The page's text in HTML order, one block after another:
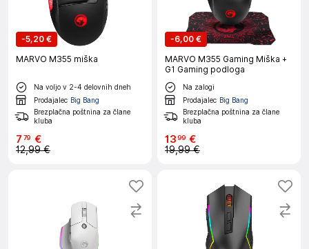
-5,20 €
MARVO M355 miška
Na voljo v 2-4 delovnih dneh
Prodajalec Big Bang
Brezplačna poštnina za člane
kluba
7 79 €
12,99 €
-6,00 €
MARVO M355 Gaming Miška +
G1 Gaming podloga
Na zalogi
Prodajalec Big Bang
Brezplačna poštnina za člane
kluba
1399 €
19,99 €